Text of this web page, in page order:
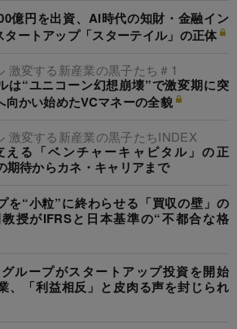
億円を出資、AI時代の知財・金融イン
ートアップ「スターテイル」の正体
激変する新産業の黒子たち＃1
は“ユニコーン幻想崩壊”で激変期に突
向かい始めたVCマネーの全貌
激変する新産業の黒子たちINDEX
える「ベンチャーキャピタル」の正
期待からカネ・キャリアまで
を“小粒”に終わらせる「買収の壁」の
授がIFRSと日本基準の“不都合な格
グループがスタートアップ投資を開始
、「利益相反」と皮肉る声を封じられ